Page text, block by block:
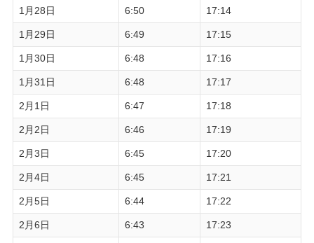
1月28日 6:50 17:14
1月29日 6:49 17:15
1月30日 6:48 17:16
1月31日 6:48 17:17
2月1日 6:47 17:18
2月2日 6:46 17:19
2月3日 6:45 17:20
2月4日 6:45 17:21
2月5日 6:44 17:22
2月6日 6:43 17:23